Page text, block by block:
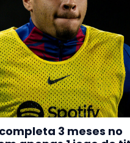
3 meses no